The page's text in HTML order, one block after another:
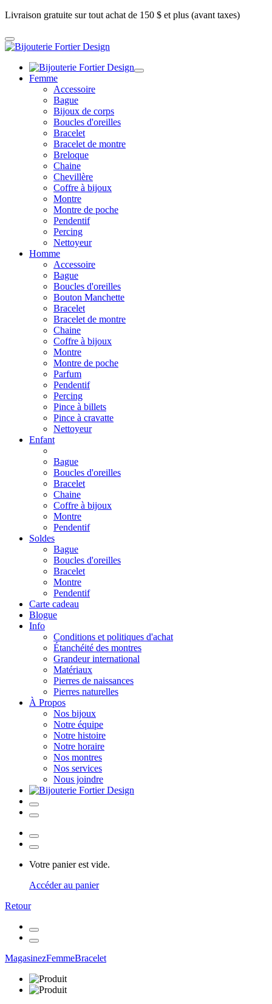
Livraison gratuite sur tout achat de 150 $ et plus (avant taxes)
Femme
Accessoire
Bague
Bijoux de corps
Boucles d'oreilles
Bracelet
Bracelet de montre
Breloque
Chaine
Chevillère
Coffre à bijoux
Montre
Montre de poche
Pendentif
Percing
Nettoyeur
Homme
Accessoire
Bague
Boucles d'oreilles
Bouton Manchette
Bracelet
Bracelet de montre
Chaine
Coffre à bijoux
Montre
Montre de poche
Parfum
Pendentif
Percing
Pince à billets
Pince à cravatte
Nettoyeur
Enfant
Bague
Boucles d'oreilles
Bracelet
Chaine
Coffre à bijoux
Montre
Pendentif
Soldes
Bague
Boucles d'oreilles
Bracelet
Montre
Pendentif
Carte cadeau
Blogue
Info
Conditions et politiques d'achat
Étanchéité des montres
Grandeur international
Matériaux
Pierres de naissances
Pierres naturelles
À Propos
Nos bijoux
Notre équipe
Notre histoire
Notre horaire
Nos montres
Nos services
Nous joindre
Votre panier est vide.
Accéder au panier
Retour
MagasinezFemmeBracelet